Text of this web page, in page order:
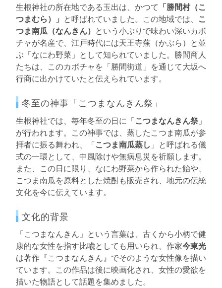
生根神社の所在地である玉出は、かつて 「勝間村（こ
つまむら）」 と呼ばれていました。この地域では、 こ
つま南瓜（なんきん） という小ぶりで味わい深いカボ
チャが名産で、江戸時代には天王寺蕪（かぶら）と並
ぶ「なにわ野菜」として知られていました。勝間商人
たちは、このカボチャを「勝間街道」を通じて大坂へ
行商に出かけていたと伝えられています。
冬至の神事「こつまなんきん祭」
生根神社では、毎年冬至の日に「こつまなんきん祭 」
が行われます。この神事では、蒸したこつま南瓜が参
拝者に振る舞われ、「こつま南瓜蒸し 」と呼ばれる儀
式の一環として、中風除けや無病息災を祈願します。
また、この日に限り、なにわ野菜から作られた飴や、
こつま南瓜を原料とした焼酎も販売され、地元の伝統
文化を今に伝えています。
文化的背景
「こつまなんきん」という言葉は、古くから小柄で健
康的な女性を指す比喩としても用いられ、作家今東光
は著作『こつまなんきん』でそのような女性像を描い
ています。この作品は後に映画化され、女性の愛欲を
描いた物語として話題を集めました。